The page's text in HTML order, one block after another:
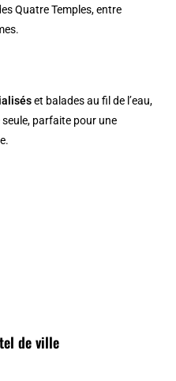
Quatre Temples, entre
et balades au fil de l’eau,
seule, parfaite pour une
de ville